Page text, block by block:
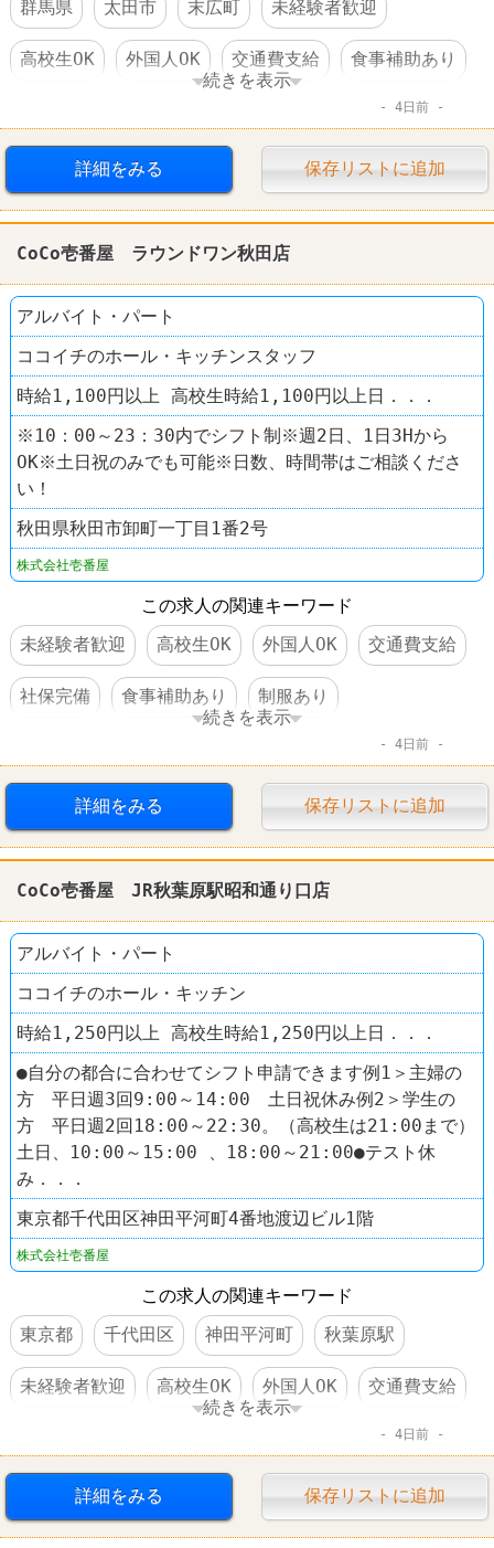
群馬県 太田市 末広町 未経験者歓迎
高校生OK 外国人OK 交通費支給 食事補助あり
車・バイク通勤可
ファーストフード CoCo壱番屋
続きを表示
4日前
詳細をみる 保存リストに追加
CoCo壱番屋 ラウンドワン秋田店
アルバイト・パート
ココイチのホール・キッチンスタッフ
時給1,100円以上 高校生時給1,100円以上日．．．
※10：00～23：30内でシフト制※週2日、1日3Hから
OK※土日祝のみでも可能※日数、時間帯はご相談くださ
い！
秋田県秋田市卸町一丁目1番2号
株式会社壱番屋
この求人の関連キーワード
未経験者歓迎
高校生OK 外国人OK 交通費支給
社保完備 食事補助あり 制服あり
ファーストフード CoCo壱番屋
続きを表示
4日前
詳細をみる 保存リストに追加
CoCo壱番屋 JR秋葉原駅昭和通り口店
アルバイト・パート
ココイチのホール・キッチン
時給1,250円以上 高校生時給1,250円以上日．．．
●自分の都合に合わせてシフト申請できます例1＞主婦の
方 平日週3回9:00～14:00 土日祝休み例2＞学生の
方 平日週2回18:00～22:30。（高校生は21:00まで）
土日、10:00～15:00 、18:00～21:00●テスト休
み．．．
東京都千代田区神田平河町4番地渡辺ビル1階
株式会社壱番屋
この求人の関連キーワード
東京都
千代田区 神田平河町 秋葉原駅
未経験者歓迎 高校生OK 外国人OK 交通費支給
ファーストフード CoCo壱番屋
続きを表示
4日前
詳細をみる 保存リストに追加